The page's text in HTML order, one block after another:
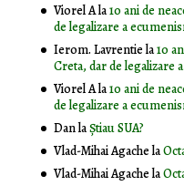
Viorel Ala10 ani de
de legalizare a
Ierom. Lavrentiela10
Creta, dar de legalizare
Viorel Ala10 ani de
de legalizare a
DanlaȘtiau SUA?
Vlad-Mihai Agachela
Vlad-Mihai Agachela